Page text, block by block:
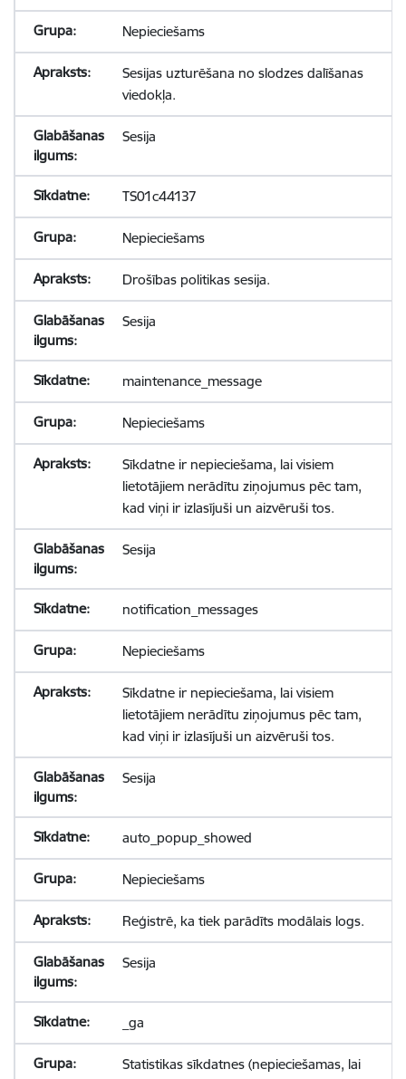
Nepieciešams
Sesijas uzturēšana no slodzes dalīšanas
viedokļa.
Sesija
TS01c44137
Nepieciešams
Drošības politikas sesija.
Sesija
maintenance_message
Nepieciešams
Sīkdatne ir nepieciešama, lai visiem
lietotājiem nerādītu ziņojumus pēc tam,
kad viņi ir izlasījuši un aizvēruši tos.
Sesija
notification_messages
Nepieciešams
Sīkdatne ir nepieciešama, lai visiem
lietotājiem nerādītu ziņojumus pēc tam,
kad viņi ir izlasījuši un aizvēruši tos.
Sesija
auto_popup_showed
Nepieciešams
Reģistrē, ka tiek parādīts modālais logs.
Sesija
_ga
Statistikas sīkdatnes (nepieciešamas, lai